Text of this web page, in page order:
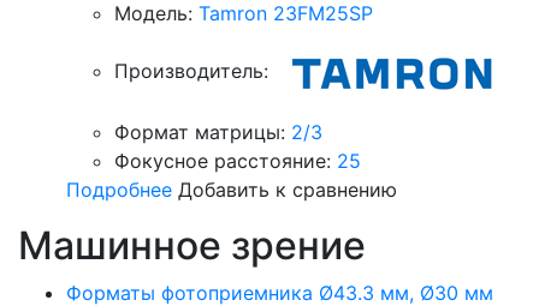
Модель: Tamron 23FM25SP
Производитель:
Формат матрицы: 2/3
Фокусное расстояние: 25
Подробнее Добавить к сравнению
Машинное зрение
Форматы фотоприемника Ø43.3 мм, Ø30 мм